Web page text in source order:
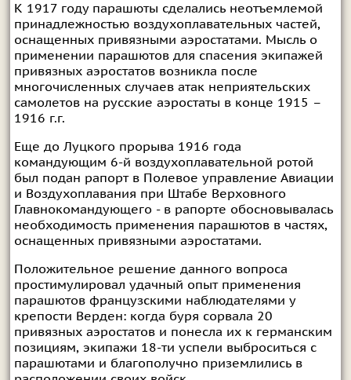
К 1917 году парашюты сделались неотъемлемой
принадлежностью воздухоплавательных частей,
оснащенных привязными аэростатами. Мысль о
применении парашютов для спасения экипажей
привязных аэростатов возникла после
многочисленных случаев атак неприятельских
самолетов на русские аэростаты в конце 1915 –
1916 г.г.
Еще до Луцкого прорыва 1916 года
командующим 6-й воздухоплавательной ротой
был подан рапорт в Полевое управление Авиации
и Воздухоплавания при Штабе Верховного
Главнокомандующего - в рапорте обосновывалась
необходимость применения парашютов в частях,
оснащенных привязными аэростатами.
Положительное решение данного вопроса
простимулировал удачный опыт применения
парашютов французскими наблюдателями у
крепости Верден: когда буря сорвала 20
привязных аэростатов и понесла их к германским
позициям, экипажи 18-ти успели выброситься с
парашютами и благополучно приземлились в